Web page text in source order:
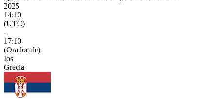
2025
14:10
(UTC)
-
17:10
(Ora locale)
Ios
Grecia